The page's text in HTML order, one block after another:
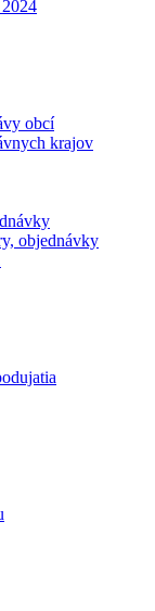
obcí
krajov
objednávky